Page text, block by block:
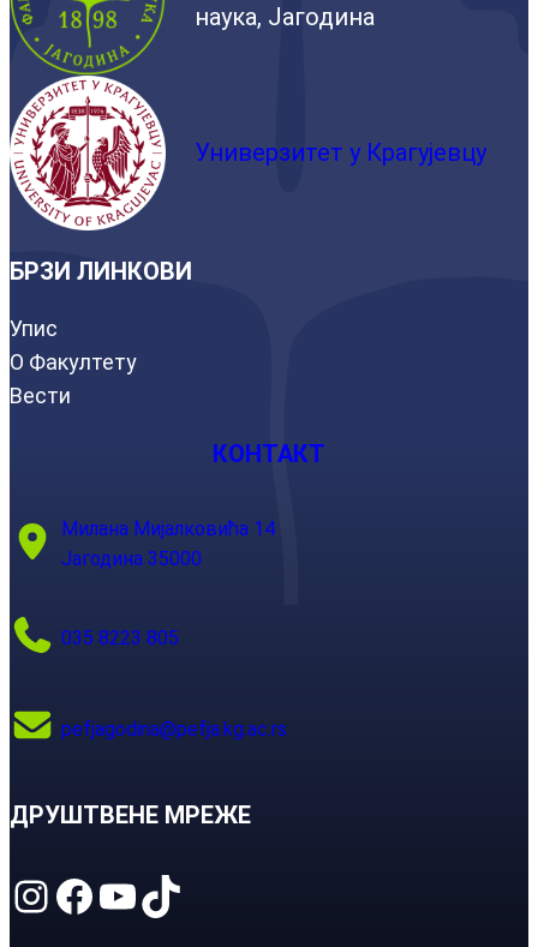
наука, Јагодина
Универзитет у Крагујевцу
БРЗИ ЛИНКОВИ
Упис
О Факултету
Вести
КОНТАКТ
Милана Мијалковића 14
Јагодина 35000
035 8223 805
pefjagodina@pefja.kg.ac.rs
ДРУШТВЕНЕ МРЕЖЕ
Instagram Facebook YouTube TikTok